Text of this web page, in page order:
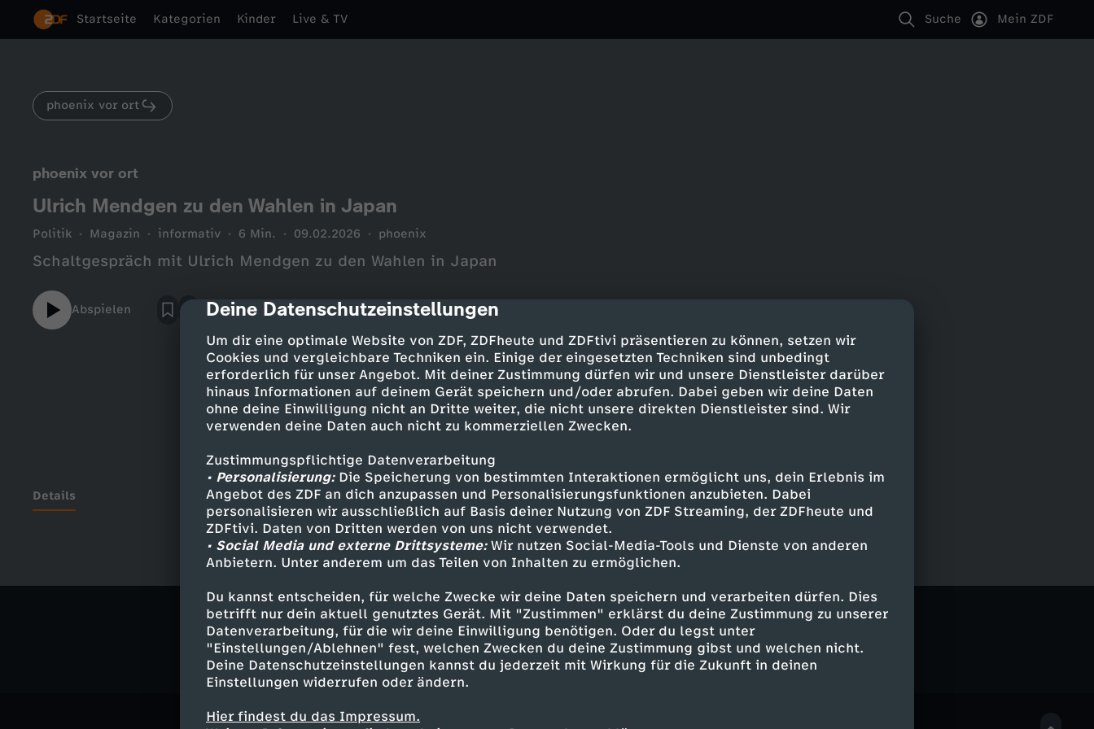
cmp-dialog-description
Deine Datenschutzeinstellungen
Um dir eine optimale Website von ZDF, ZDFheute und ZDFtivi präsentieren zu können, setzen wir
Cookies und vergleichbare Techniken ein. Einige der eingesetzten Techniken sind unbedingt
erforderlich für unser Angebot. Mit deiner Zustimmung dürfen wir und unsere Dienstleister darüber
hinaus Informationen auf deinem Gerät speichern und/oder abrufen. Dabei geben wir deine Daten
ohne deine Einwilligung nicht an Dritte weiter, die nicht unsere direkten Dienstleister sind. Wir
verwenden deine Daten auch nicht zu kommerziellen Zwecken.
Zustimmungspflichtige Datenverarbeitung
• Personalisierung:Die Speicherung von bestimmten Interaktionen ermöglicht uns, dein Erlebnis im
Angebot des ZDF an dich anzupassen und Personalisierungsfunktionen anzubieten. Dabei
personalisieren wir ausschließlich auf Basis deiner Nutzung von ZDF Streaming, der ZDFheute und
ZDFtivi. Daten von Dritten werden von uns nicht verwendet.
• Social Media und externe Drittsysteme:Wir nutzen Social-Media-Tools und Dienste von anderen
Anbietern. Unter anderem um das Teilen von Inhalten zu ermöglichen.
Du kannst entscheiden, für welche Zwecke wir deine Daten speichern und verarbeiten dürfen. Dies
betrifft nur dein aktuell genutztes Gerät. Mit "Zustimmen" erklärst du deine Zustimmung zu unserer
Datenverarbeitung, für die wir deine Einwilligung benötigen. Oder du legst unter
"Einstellungen/Ablehnen" fest, welchen Zwecken du deine Zustimmung gibst und welchen nicht.
Deine Datenschutzeinstellungen kannst du jederzeit mit Wirkung für die Zukunft in deinen
Einstellungen widerrufen oder ändern.
Hier findest du das Impressum.
Startseite Kategorien Kinder Live & TV Suche Mein ZDF
phoenix vor ort
phoenix vor ort
Ulrich Mendgen zu den Wahlen in Japan
Politik Magazin informativ 6 Min. 09.02.2026 phoenix
Schaltgespräch mit Ulrich Mendgen zu den Wahlen in Japan
Abspielen
Details
Ähnliche Inhalte entdecken
Politik Magazin informativ phoenix vor ort